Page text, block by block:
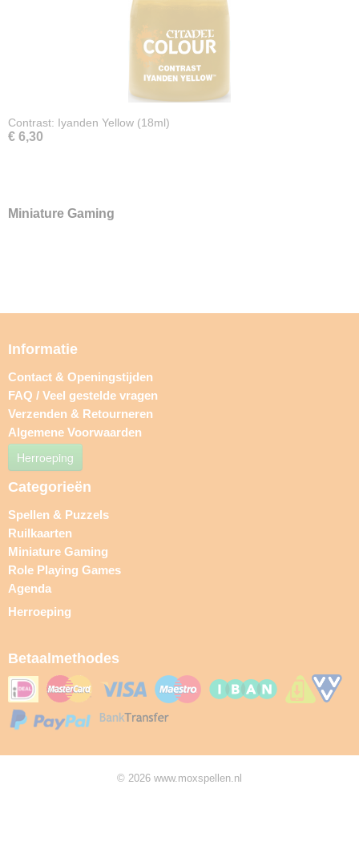
Contrast: Iyanden Yellow (18ml)
€ 6,30
Miniature Gaming
Informatie
Contact & Openingstijden
FAQ / Veel gestelde vragen
Verzenden & Retourneren
Algemene Voorwaarden
Herroeping
Categorieën
Spellen & Puzzels
Ruilkaarten
Miniature Gaming
Role Playing Games
Agenda
Herroeping
Betaalmethodes
© 2026 www.moxspellen.nl